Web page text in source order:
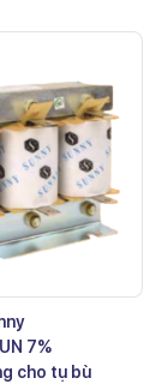
7%
cho tụ bù